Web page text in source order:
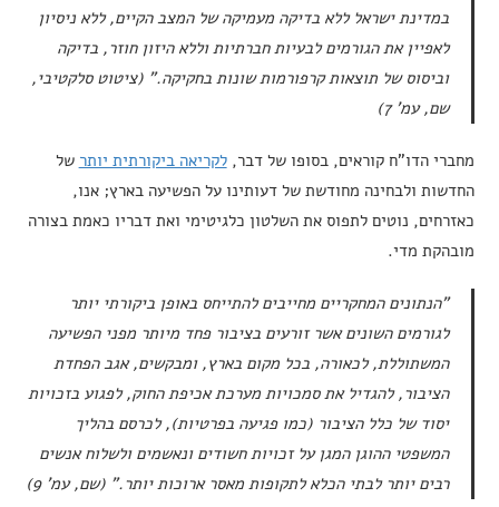
במדינת ישראל ללא בדיקה מעמיקה של המצב הקיים, ללא ניסיון
לאפיין את הגורמים לבעיות חברתיות וללא היזון חוזר, בדיקה
וביסוס של תוצאות קרפורמות שונות בחקיקה." (ציטוט סלקטיבי,
שם, עמ' 7)
מחברי הדו"ח קוראים, בסופו של דבר,לקריאה ביקורתית יותר של
החדשות ולבחינה מחודשת של דעותינו על הפשיעה בארץ; אנו,
כאזרחים, נוטים לתפוס את השלטון כלגיטימי ואת דבריו כאמת בצורה
מובהקת מדי.
"הנתונים המחקריים מחייבים להתייחס באופן ביקורתי יותר
לגורמים השונים אשר זורעים בציבור פחד מיותר מפני הפשיעה
המשתוללת, לכאורה, בכל מקום בארץ, ומבקשים, אגב הפחדת
הציבור, להגדיל את סמכויות מערכת אכיפת החוק, לפגוע בזכויות
יסוד של כלל הציבור (כמו פגיעה בפרטיות), לכרסם בהליך
המשפטי ההוגן המגן על זכויות חשודים ונאשמים ולשלוח אנשים
רבים יותר לבתי הכלא לתקופות מאסר ארוכות יותר." (שם, עמ' 9)